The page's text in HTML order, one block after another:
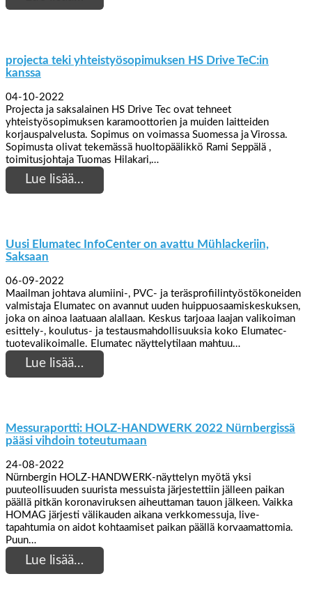
projecta teki yhteistyösopimuksen HS Drive TeC:in
kanssa
04-10-2022
Projecta ja saksalainen HS Drive Tec ovat tehneet
yhteistyösopimuksen karamoottorien ja muiden laitteiden
korjauspalvelusta. Sopimus on voimassa Suomessa ja Virossa.
Sopimusta olivat tekemässä huoltopäälikkö Rami Seppälä ,
toimitusjohtaja Tuomas Hilakari,…
Lue lisää…
Uusi Elumatec InfoCenter on avattu Mühlackeriin,
Saksaan
06-09-2022
Maailman johtava alumiini-, PVC- ja teräsprofiilintyöstökoneiden
valmistaja Elumatec on avannut uuden huippuosaamiskeskuksen,
joka on ainoa laatuaan alallaan. Keskus tarjoaa laajan valikoiman
esittely-, koulutus- ja testausmahdollisuuksia koko Elumatec-
tuotevalikoimalle. Elumatec näyttelytilaan mahtuu…
Lue lisää…
Messuraportti: HOLZ-HANDWERK 2022 Nürnbergissä
pääsi vihdoin toteutumaan
24-08-2022
Nürnbergin HOLZ-HANDWERK-näyttelyn myötä yksi
puuteollisuuden suurista messuista järjestettiin jälleen paikan
päällä pitkän koronaviruksen aiheuttaman tauon jälkeen. Vaikka
HOMAG järjesti välikauden aikana verkkomessuja, live-
tapahtumia on aidot kohtaamiset paikan päällä korvaamattomia.
Puun…
Lue lisää…